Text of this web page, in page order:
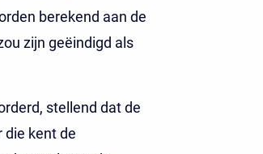
berekend aan de
zijn geëindigd als
stellend dat de
die kent de